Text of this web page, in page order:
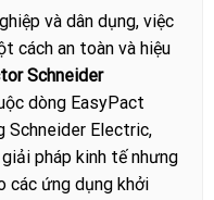
và dân dụng, việc
cách an toàn và hiệu
Schneider
dòng EasyPact
Schneider Electric,
pháp kinh tế nhưng
các ứng dụng khởi